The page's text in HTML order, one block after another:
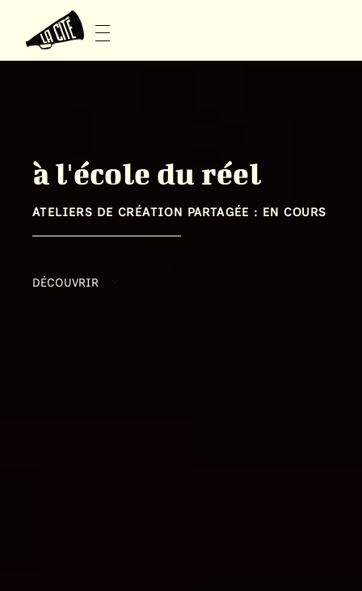
à l'école du réel
ATELIERS DE CRÉATION PARTAGÉE : EN COURS
DÉCOUVRIR